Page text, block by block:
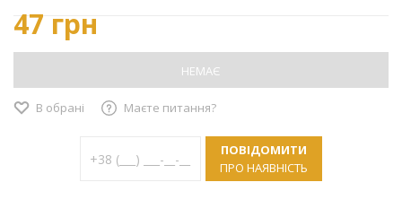
47 грн
НЕМАЄ
В обрані Маєте питання?
ПОВІДОМИТИ
ПРО НАЯВНІСТЬ